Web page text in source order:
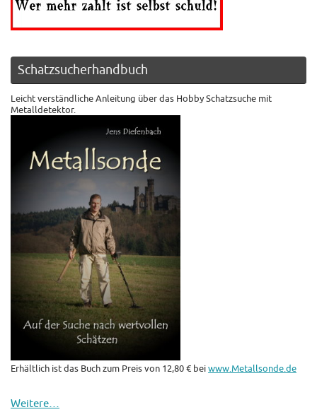
Schatzsucherhandbuch
Leicht verständliche Anleitung über das Hobby Schatzsuche mit
Metalldetektor.
Erhältlich ist das Buch zum Preis von 12,80 € beiwww.Metallsonde.de
Weitere…